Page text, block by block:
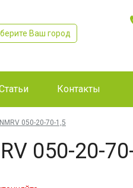
Ваш город
Контакты
050-20-70-1,5
050-20-